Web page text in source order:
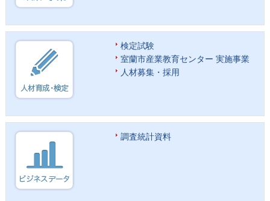
検定試験
室蘭市産業教育センター 実施事業
人材募集・採用
調査統計資料